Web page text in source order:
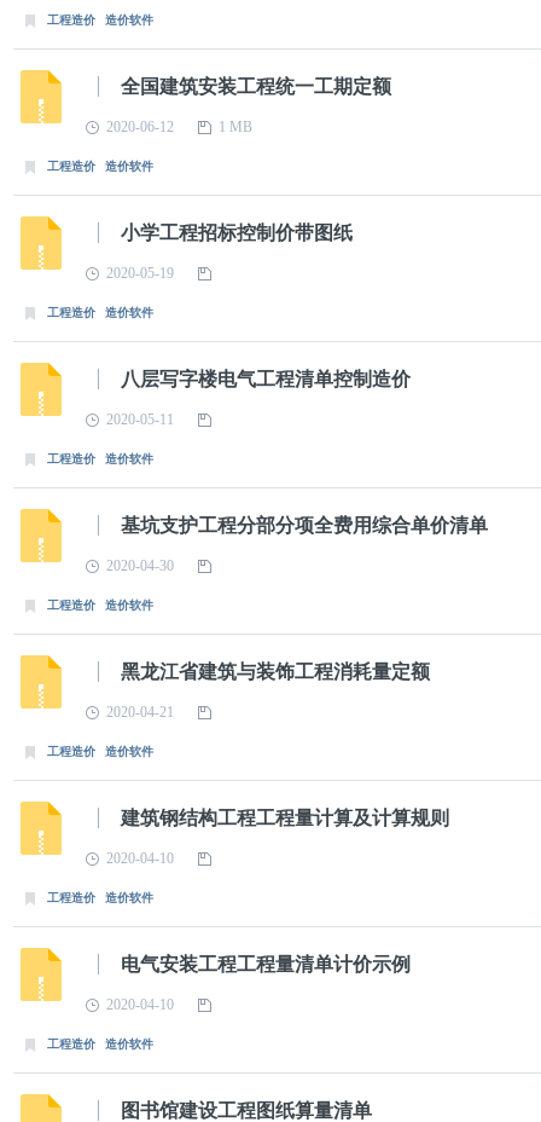
工程造价 造价软件
全国建筑安装工程统一工期定额
2020-06-12 1 MB
工程造价 造价软件
小学工程招标控制价带图纸
2020-05-19
工程造价 造价软件
八层写字楼电气工程清单控制造价
2020-05-11
工程造价 造价软件
基坑支护工程分部分项全费用综合单价清单
2020-04-30
工程造价 造价软件
黑龙江省建筑与装饰工程消耗量定额
2020-04-21
工程造价 造价软件
建筑钢结构工程工程量计算及计算规则
2020-04-10
工程造价 造价软件
电气安装工程工程量清单计价示例
2020-04-10
工程造价 造价软件
图书馆建设工程图纸算量清单